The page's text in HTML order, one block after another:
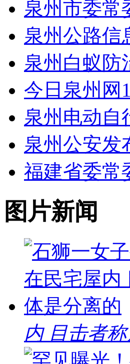
泉州市委常
泉州公路信
泉州白蚁防
今日泉州网
泉州电动自
泉州公安发
福建省委常
图片新闻
内 目击者